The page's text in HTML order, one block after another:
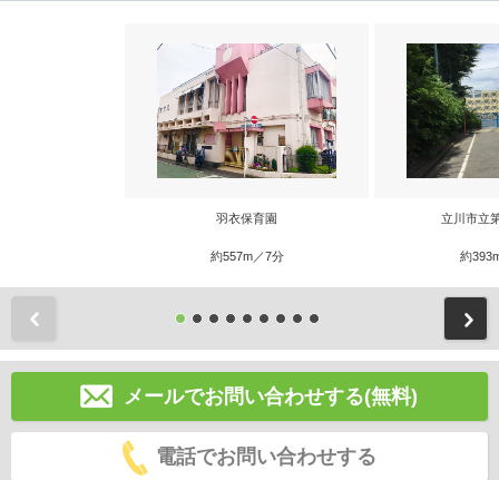
羽衣保育園
約557m／7分
立川市立
約
メールでお問い合わせする(無料)
電話でお問い合わせする